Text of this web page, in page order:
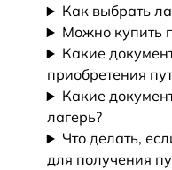
Как выбрать
Можно купить
Какие
приобретения
Какие
лагерь?
Что делать,
для получения